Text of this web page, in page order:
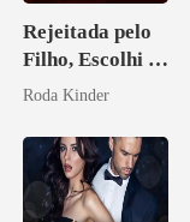
Rejeitada pelo
Filho, Escolhi o
Don
Roda Kinder